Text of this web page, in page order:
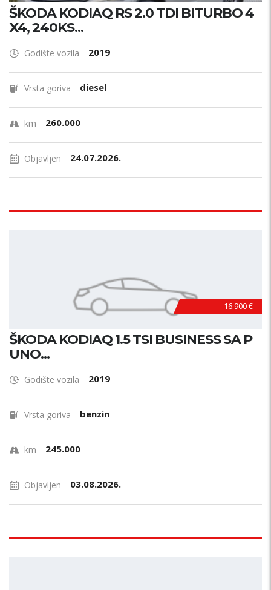
ŠKODA KODIAQ RS 2.0 TDI BITURBO 4
X4, 240KS...
Godište vozila 2019
Vrsta goriva diesel
km 260.000
Objavljen 24.07.2026.
16.900 €
ŠKODA KODIAQ 1.5 TSI BUSINESS SA P
UNO...
Godište vozila 2019
Vrsta goriva benzin
km 245.000
Objavljen 03.08.2026.